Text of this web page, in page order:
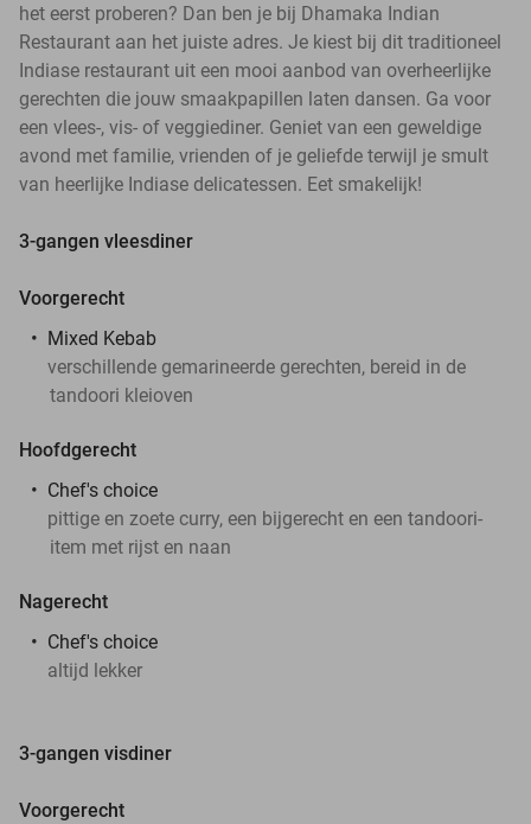
het eerst proberen? Dan ben je bij Dhamaka Indian
Restaurant aan het juiste adres. Je kiest bij dit traditioneel
Indiase restaurant uit een mooi aanbod van overheerlijke
gerechten die jouw smaakpapillen laten dansen. Ga voor
een vlees-, vis- of veggiediner. Geniet van een geweldige
avond met familie, vrienden of je geliefde terwijl je smult
van heerlijke Indiase delicatessen. Eet smakelijk!
3-gangen vleesdiner
Voorgerecht
Mixed Kebab
verschillende gemarineerde gerechten, bereid in de
tandoori kleioven
Hoofdgerecht
Chef's choice
pittige en zoete curry, een bijgerecht en een tandoori-
item met rijst en naan
Nagerecht
Chef's choice
altijd lekker
3-gangen visdiner
Voorgerecht